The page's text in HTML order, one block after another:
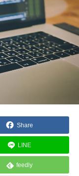
Share
LINE
feedly